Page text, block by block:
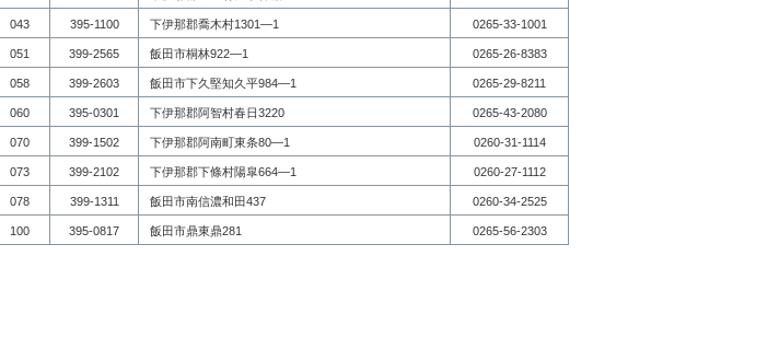
043 395-1100 下伊那郡喬木村1301―1 0265-33-1001
051 399-2565 飯田市桐林922―1 0265-26-8383
058 399-2603 飯田市下久堅知久平984―1 0265-29-8211
060 395-0301 下伊那郡阿智村春日3220 0265-43-2080
070 399-1502 下伊那郡阿南町東条80―1 0260-31-1114
073 399-2102 下伊那郡下條村陽皐664―1 0260-27-1112
078 399-1311 飯田市南信濃和田437 0260-34-2525
100 395-0817 飯田市鼎東鼎281 0265-56-2303